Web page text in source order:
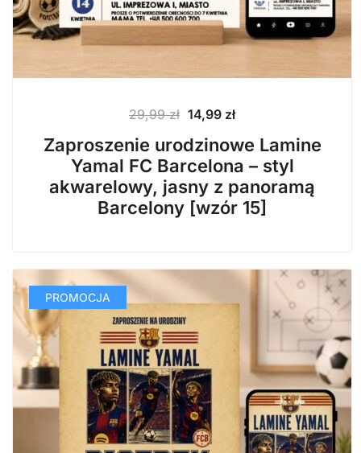
29,99zł Pierwotna
cena
wynosiła:
29,99 zł.
14,99 złAktualna
cena
wynosi:
14,99 zł.
Zaproszenie urodzinowe Lamine
Yamal FC Barcelona – styl
akwarelowy, jasny z panoramą
Barcelony [wzór 15]
PROMOCJA